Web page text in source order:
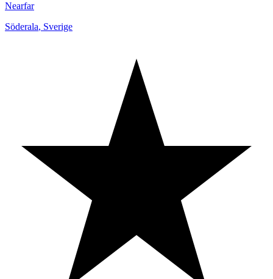
Nearfar
Söderala, Sverige